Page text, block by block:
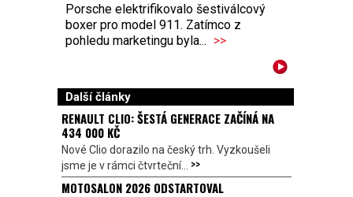
Porsche elektrifikovalo šestiválcový
boxer pro model 911. Zatímco z
pohledu marketingu byla... >>
Další články
RENAULT CLIO: ŠESTÁ GENERACE ZAČÍNÁ NA
434 000 KČ
Nové Clio dorazilo na český trh. Vyzkoušeli
jsme je v rámci čtvrteční... >>
MOTOSALON 2026 ODSTARTOVAL